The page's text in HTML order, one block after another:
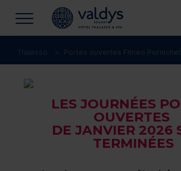
Thalasso Portes ouvertes Fitneo